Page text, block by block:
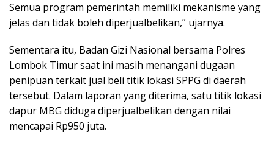
Semua program pemerintah memiliki mekanisme yang
jelas dan tidak boleh diperjualbelikan,” ujarnya.
Sementara itu, Badan Gizi Nasional bersama Polres
Lombok Timur saat ini masih menangani dugaan
penipuan terkait jual beli titik lokasi SPPG di daerah
tersebut. Dalam laporan yang diterima, satu titik lokasi
dapur MBG diduga diperjualbelikan dengan nilai
mencapai Rp950 juta.